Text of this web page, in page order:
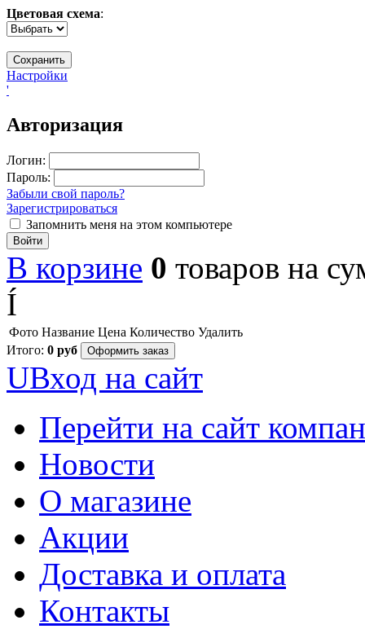
Цветовая схема:
Настройки
'
Авторизация
Логин:
Пароль:
Забыли свой пароль?
Зарегистрироваться
Запомнить меня на этом компьютере
Войти
В корзине 0 товаров на
Í
Фото Название Цена Количество Удалить
Итого: 0 руб Оформить заказ
UВход на сайт
Перейти на сайт
Новости
О магазине
Акции
Доставка и оплата
Контакты